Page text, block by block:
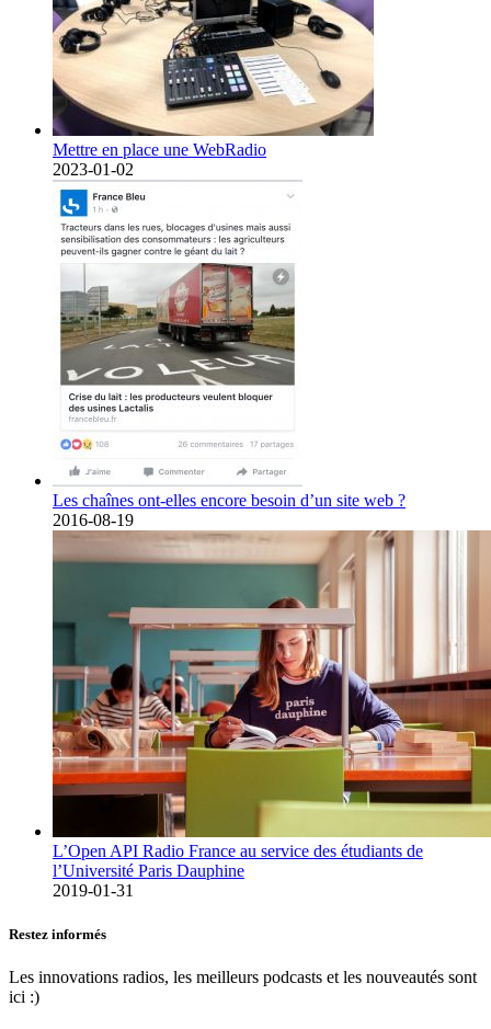
Mettre en place une WebRadio
2023-01-02
Les chaînes ont-elles encore besoin d’un site web ?
2016-08-19
L’Open API Radio France au service des étudiants de
l’Université Paris Dauphine
2019-01-31
Restez informés
Les innovations radios, les meilleurs podcasts et les nouveautés sont
ici :)